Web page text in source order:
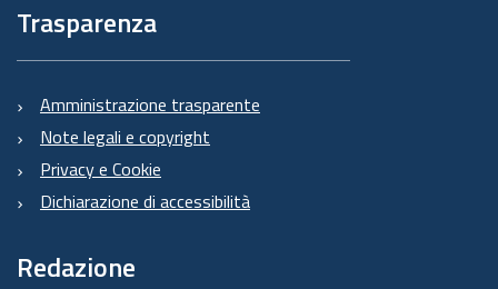
Trasparenza
Amministrazione trasparente
Note legali e copyright
Privacy e Cookie
Dichiarazione di accessibilità
Redazione